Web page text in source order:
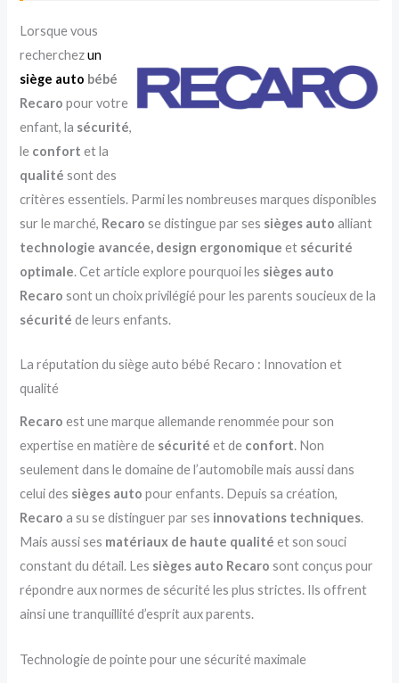
Lorsque vous
recherchezun
siège auto bébé
Recaro pour votre
enfant, la sécurité,
le confortet la
qualitésont des
critères essentiels. Parmi les nombreuses marques disponibles
sur le marché, Recarose distingue par ses sièges auto alliant
technologie avancée, design ergonomique et sécurité
optimale. Cet article explore pourquoi les sièges auto
Recaro sont un choix privilégié pour les parents soucieux de la
sécuritéde leurs enfants.
La réputation du siège auto bébé Recaro : Innovation et
qualité
Recaroest une marque allemande renommée pour son
expertise en matière de sécuritéet de confort. Non
seulement dans le domaine de l’automobile mais aussi dans
celui des sièges auto pour enfants. Depuis sa création,
Recaroa su se distinguer par ses innovations techniques.
Mais aussi ses matériaux de haute qualité et son souci
constant du détail. Les sièges auto Recarosont conçus pour
répondre aux normes de sécurité les plus strictes. Ils offrent
ainsi une tranquillité d’esprit aux parents.
Technologie de pointe pour une sécurité maximale